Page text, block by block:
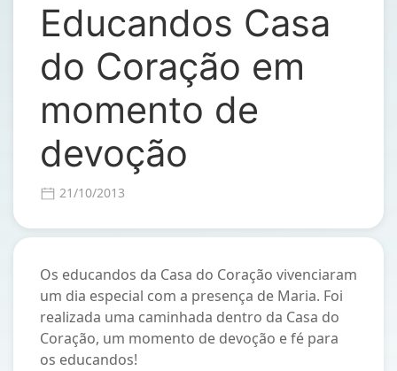
Educandos Casa
do Coração em
momento de
devoção
21/10/2013
Os educandos da Casa do Coração vivenciaram
um dia especial com a presença de Maria. Foi
realizada uma caminhada dentro da Casa do
Coração, um momento de devoção e fé para
os educandos!